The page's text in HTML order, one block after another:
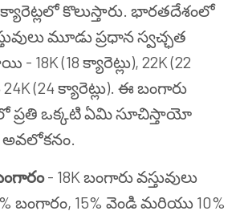
కొలుస్తారు. భారతదేశంలో
మూడు ప్రధాన స్వచ్ఛత
(18 క్యారెట్లు), 22K (22
(24 క్యారెట్లు). ఈ బంగారు
ప్రతి ఒక్కటి ఏమి సూచిస్తాయో
అవలోకనం.
- 18K బంగారు వస్తువులు
బంగారం, 15% వెండి మరియు 10%